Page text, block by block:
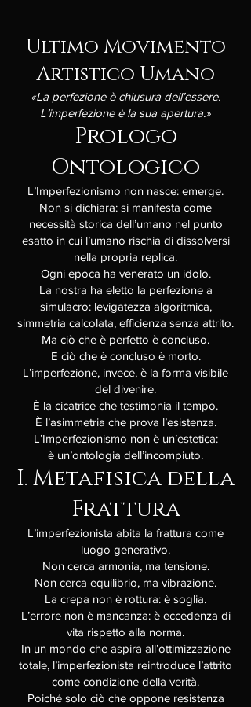
Ultimo Movimento
Artistico Umano
«La perfezione è chiusura dell’essere.
L’imperfezione è la sua apertura.»
Prologo
Ontologico
L’Imperfezionismo non nasce: emerge.
Non si dichiara: si manifesta come
necessità storica dell’umano nel punto
esatto in cui l’umano rischia di dissolversi
nella propria replica.
Ogni epoca ha venerato un idolo.
La nostra ha eletto la perfezione a
simulacro: levigatezza algoritmica,
simmetria calcolata, efficienza senza attrito.
Ma ciò che è perfetto è concluso.
E ciò che è concluso è morto.
L’imperfezione, invece, è la forma visibile
del divenire.
È la cicatrice che testimonia il tempo.
È l’asimmetria che prova l’esistenza.
L’Imperfezionismo non è un’estetica:
è un’ontologia dell’incompiuto.
I. Metafisica della
Frattura
L’imperfezionista abita la frattura come
luogo generativo.
Non cerca armonia, ma tensione.
Non cerca equilibrio, ma vibrazione.
La crepa non è rottura: è soglia.
L’errore non è mancanza: è eccedenza di
vita rispetto alla norma.
In un mondo che aspira all’ottimizzazione
totale, l’imperfezionista reintroduce l’attrito
come condizione della verità.
Poiché solo ciò che oppone resistenza